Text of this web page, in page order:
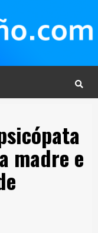
madre e